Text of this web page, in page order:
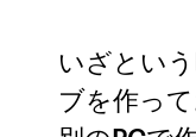
いざとい
ブを作っ